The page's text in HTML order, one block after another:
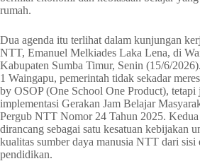
rumah.
Dua agenda itu terlihat dalam kunjungan
NTT, Emanuel Melkiades Laka Lena, di
Kabupaten Sumba Timur, Senin (15/6/
1 Waingapu, pemerintah tidak sekadar
by OSOP (One School One Product), tetapi
implementasi Gerakan Jam Belajar
Pergub NTT Nomor 24 Tahun 2025. Kedua
dirancang sebagai satu kesatuan kebijakan
kualitas sumber daya manusia NTT dari sisi
pendidikan.